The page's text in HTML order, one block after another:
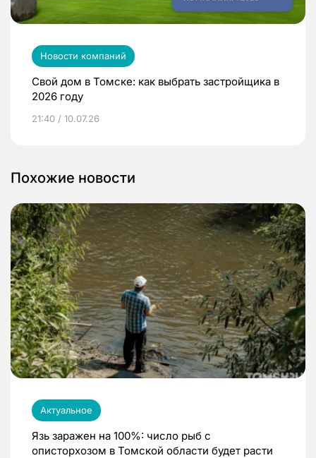
Новости компаний
Свой дом в Томске: как выбрать застройщика в
2026 году
21:40 / 10.07.26
Похожие новости
Актуальное
Язь заражен на 100%: число рыб с
описторхозом в Томской области будет расти